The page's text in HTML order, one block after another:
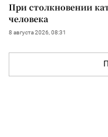
При столкновении
человека
8 августа 2026, 08:31